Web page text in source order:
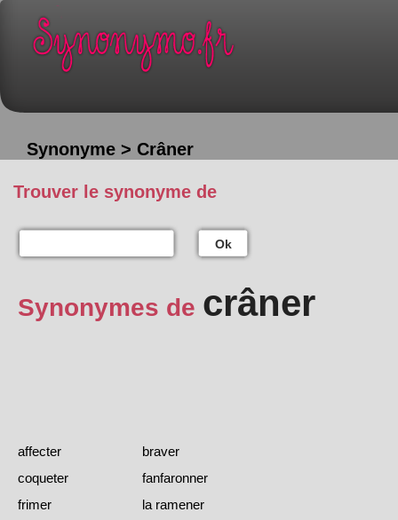
Synonyme > Crâner
Trouver le synonyme de
Ok
Synonymes de crâner
affecter
braver
coqueter
fanfaronner
frimer
la ramener